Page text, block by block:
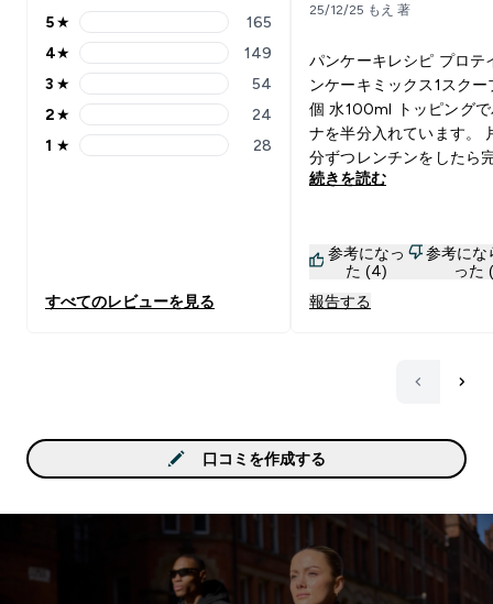
5 stars rating 165 reviews
5★ 165
4 stars rating 149 reviews
4★ 149
3 stars rating 54 reviews
3 ★ 54
2 stars rating 24 reviews
2★ 24
1 stars rating 28 reviews
1 ★ 28
すべてのレビューを見る
25/12/25 もえ 著
パンケーキレシピ プロテ
ンケーキミックス1スクー
個 水100ml トッピング
ナを半分入れています。 片面三
分ずつレンチンをしたら
230kcal タンパク質21g すぐに
のパンケーキの方が咀嚼
満腹感があり空腹が和ら
す！！ チョコ、メープルシロッ
し！ メープルシロップは
控えめが好きな人はいい
果物トッピングでちょう
物！！！！！！！！って
る時におすすめです！
続きを読む
参考になっ
た (4)
参考にな
った
報告する
口コミを作成する